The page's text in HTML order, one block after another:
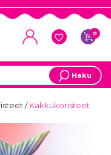
0
Haku
/Kakkukoristeet